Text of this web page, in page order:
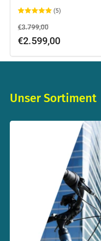
(5)
Normaler
Preis
€3.799,00Ausverkaufspreis
€2.599,00
Unser Sortiment